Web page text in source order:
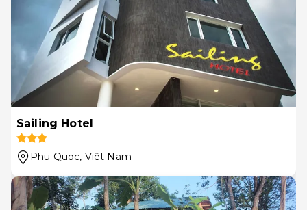
Sailing Hotel
Phu Quoc, Viêt Nam